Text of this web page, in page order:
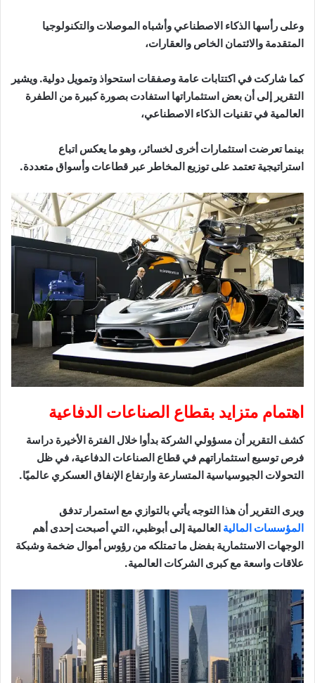
وعلى رأسها الذكاء الاصطناعي وأشباه الموصلات والتكنولوجيا
المتقدمة والائتمان الخاص والعقارات،
كما شاركت في اكتتابات عامة وصفقات استحواذ وتمويل دولية. ويشير
التقرير إلى أن بعض استثماراتها استفادت بصورة كبيرة من الطفرة
العالمية في تقنيات الذكاء الاصطناعي،
بينما تعرضت استثمارات أخرى لخسائر، وهو ما يعكس اتباع
استراتيجية تعتمد على توزيع المخاطر عبر قطاعات وأسواق متعددة.
اهتمام متزايد بقطاع الصناعات الدفاعية
كشف التقرير أن مسؤولي الشركة بدأوا خلال الفترة الأخيرة دراسة
فرص توسيع استثماراتهم في قطاع الصناعات الدفاعية، في ظل
التحولات الجيوسياسية المتسارعة وارتفاع الإنفاق العسكري عالميًا.
ويرى التقرير أن هذا التوجه يأتي بالتوازي مع استمرار تدفق
المؤسسات المالية العالمية إلى أبوظبي، التي أصبحت إحدى أهم
الوجهات الاستثمارية بفضل ما تمتلكه من رؤوس أموال ضخمة وشبكة
علاقات واسعة مع كبرى الشركات العالمية.